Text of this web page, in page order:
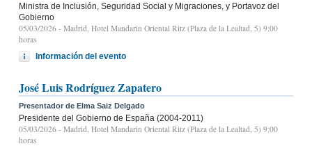
Ministra de Inclusión, Seguridad Social y Migraciones, y Portavoz del
Gobierno
05/03/2026 - Madrid, Hotel Mandarin Oriental Ritz (Plaza de la Lealtad, 5) 9:00
horas
Información del evento
José Luis Rodríguez Zapatero
Presentador de Elma Saiz Delgado
Presidente del Gobierno de España (2004-2011)
05/03/2026 - Madrid, Hotel Mandarin Oriental Ritz (Plaza de la Lealtad, 5) 9:00
horas